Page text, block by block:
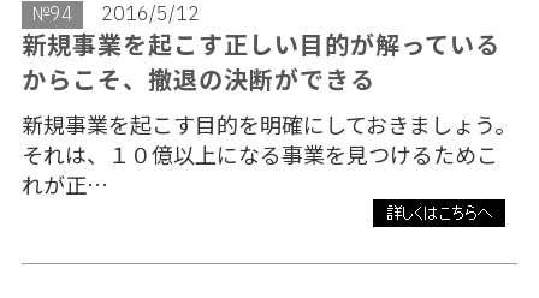
№94 2016/5/12
新規事業を起こす正しい目的が解っている
からこそ、撤退の決断ができる
新規事業を起こす目的を明確にしておきましょう。
それは、１０億以上になる事業を見つけるためこ
れが正…